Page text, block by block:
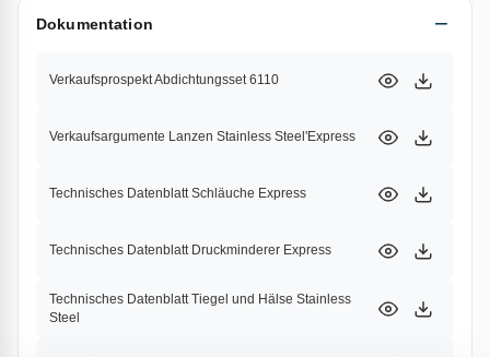
Dokumentation
Verkaufsprospekt Abdichtungsset 6110
Verkaufsargumente Lanzen Stainless Steel'Express
Technisches Datenblatt Schläuche Express
Technisches Datenblatt Druckminderer Express
Technisches Datenblatt Tiegel und Hälse Stainless
Steel